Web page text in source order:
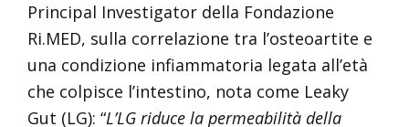
Principal Investigator della Fondazione
Ri.MED, sulla correlazione tra l’osteoartite e
una condizione infiammatoria legata all’età
che colpisce l’intestino, nota come Leaky
Gut (LG): “L’LG riduce la permeabilità della